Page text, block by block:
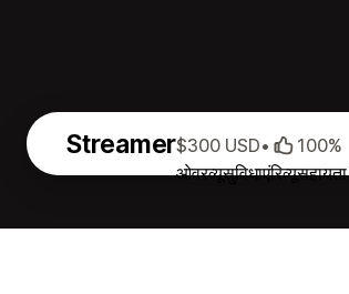
Streamer
ओवरव्यूसुविधाएंरिव्यूसहायता
$300 USD• 100%